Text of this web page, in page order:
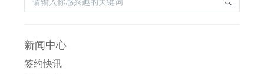
新闻中心
签约快讯